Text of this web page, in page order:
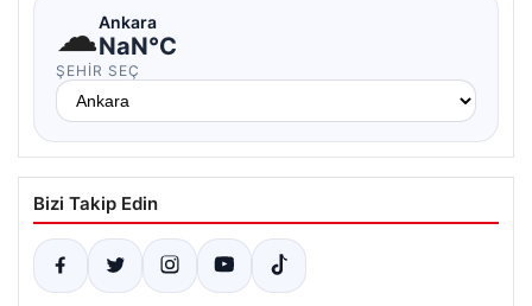
☁Ankara
NaN°C
ŞEHIR SEÇ
Bizi Takip Edin